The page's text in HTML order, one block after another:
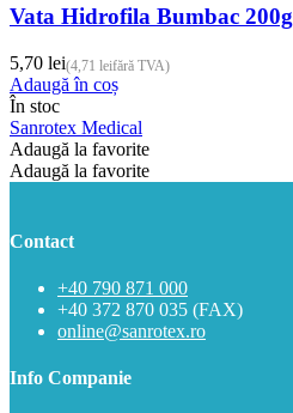
alese
în
produsului.
Vata Hidrofila Bumbac 200g
5,70 lei(4,71 leifără TVA)
Adaugă în coș
În stoc
Sanrotex Medical
Adaugă la favorite
Adaugă la favorite
Contact
+40 790 871 000
+40 372 870 035 (FAX)
online@sanrotex.ro
Info Companie